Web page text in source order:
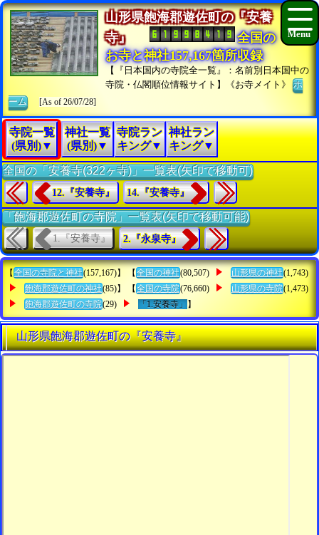
山形県飽海郡遊佐町の『安養
寺』
全国の
お寺と神社157,167箇所収録
【『日本国内の寺院全一覧』：名前別日本国中の
寺院・仏閣順位情報サイト】《お寺メイト》ホ
ーム
[As of 26/07/28]
寺院一覧
(県別)▼
神社一覧
(県別)▼
寺院ラン
キング▼
神社ラン
キング▼
全国の「安養寺(322ヶ寺)」一覧表(矢印で移動可)
12.『安養寺』 14.『安養寺』
「飽海郡遊佐町の寺院」一覧表(矢印で移動可能)
1.『安養寺』 2.『永泉寺』
【 全国の寺院と神社(157,167)】 【 全国の神社(80,507) 山形県の神社(1,743)
飽海郡遊佐町の神社(85)】 【 全国の寺院(76,660) 山形県の寺院(1,473)
飽海郡遊佐町の寺院(29) 「1.安養寺」 】
山形県飽海郡遊佐町の『安養寺』